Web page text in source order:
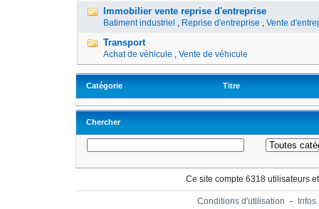
Immobilier vente reprise d'entreprise
Batiment industriel , Reprise d'entreprise , Vente
Transport
Achat de véhicule , Vente de véhicule
Catégorie Titre
Chercher
Ce site compte 6318 utilisateurs
Conditions d'utilisation -